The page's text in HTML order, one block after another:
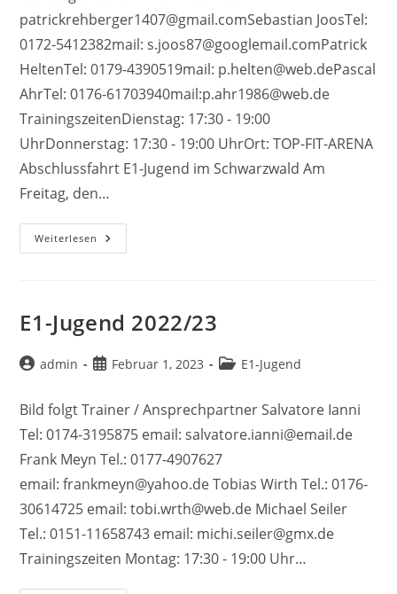
patrickrehberger1407@gmail.comSebastian JoosTel:
0172-5412382mail: s.joos87@googlemail.comPatrick
HeltenTel: 0179-4390519mail: p.helten@web.dePascal
AhrTel: 0176-61703940mail:p.ahr1986@web.de
TrainingszeitenDienstag: 17:30 - 19:00
UhrDonnerstag: 17:30 - 19:00 UhrOrt: TOP-FIT-ARENA
Abschlussfahrt E1-Jugend im Schwarzwald Am
Freitag, den…
Weiterlesen E1-
Jugend
E1-Jugend 2022/23
Beitrags-
admin
BeitragFebruar 1, 2023
Beitrags-
E1-Jugend
Bild folgt Trainer / Ansprechpartner Salvatore Ianni
Tel: 0174-3195875 email: salvatore.ianni@email.de
Frank Meyn Tel.: 0177-4907627
email: frankmeyn@yahoo.de Tobias Wirth Tel.: 0176-
30614725 email: tobi.wrth@web.de Michael Seiler
Tel.: 0151-11658743 email: michi.seiler@gmx.de
Trainingszeiten Montag: 17:30 - 19:00 Uhr…